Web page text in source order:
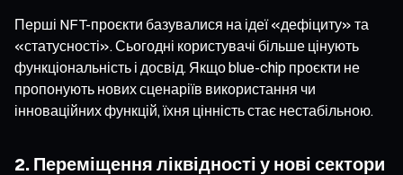
Перші NFT-проєкти базувалися на ідеї «дефіциту» та
«статусності». Сьогодні користувачі більше цінують
функціональність і досвід. Якщо blue-chip проєкти не
пропонують нових сценаріїв використання чи
інноваційних функцій, їхня цінність стає нестабільною.
2. Переміщення ліквідності у нові сектори